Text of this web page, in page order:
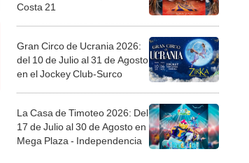
Costa 21
Gran Circo de Ucrania 2026:
del 10 de Julio al 31 de Agosto
en el Jockey Club-Surco
La Casa de Timoteo 2026: Del
17 de Julio al 30 de Agosto en
Mega Plaza - Independencia